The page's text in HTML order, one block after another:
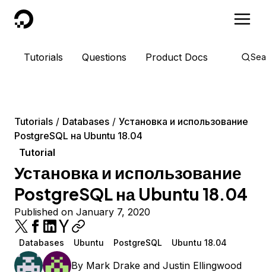
DigitalOcean
Tutorials Questions Product Docs
Tutorials Databases
Установка и использование
PostgreSQL на Ubuntu 18.04
Tutorial
Установка и использование
PostgreSQL на Ubuntu 18.04
Published on January 7, 2020
Databases Ubuntu PostgreSQL Ubuntu 18.04
By Mark Drake and Justin Ellingwood